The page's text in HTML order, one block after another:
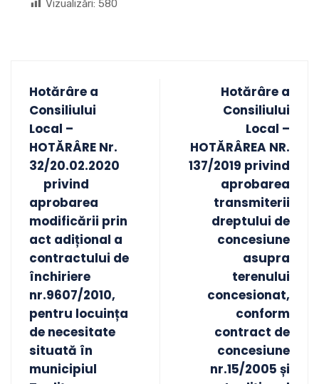
Vizualizări: 580
Hotărâre a
Consiliului
Local –
HOTĂRÂRE Nr.
32/20.02.2020
privind
aprobarea
modificării prin
act adițional a
contractului de
închiriere
nr.9607/2010,
pentru locuința
de necesitate
situată în
municipiul
Hotărâre a
Consiliului
Local –
HOTĂRÂREA NR.
137/2019 privind
aprobarea
transmiterii
dreptului de
concesiune
asupra
terenului
concesionat,
conform
contract de
concesiune
nr.15/2005 și